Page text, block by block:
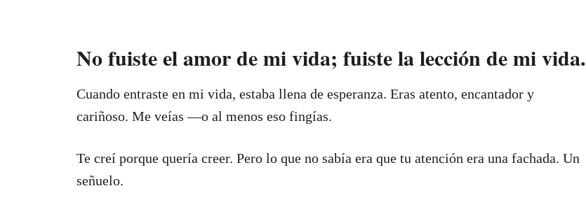
No fuiste el amor de mi vida; fuiste la lección de mi vida.
Cuando entraste en mi vida, estaba llena de esperanza. Eras atento, encantador y
cariñoso. Me veías —o al menos eso fingías.
Te creí porque quería creer. Pero lo que no sabía era que tu atención era una fachada. Un
señuelo.